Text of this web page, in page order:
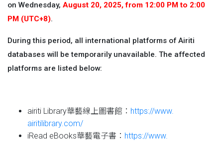
on Wednesday, August 20, 2025, from 12:00 PM to 2:00
PM (UTC+8).
During this period, all international platforms of Airiti
databases will be temporarily unavailable. The affected
platforms are listed below:
airiti Library華藝線上圖書館： https://www.
airitilibrary.com/
iRead eBooks華藝電子書： https://www.